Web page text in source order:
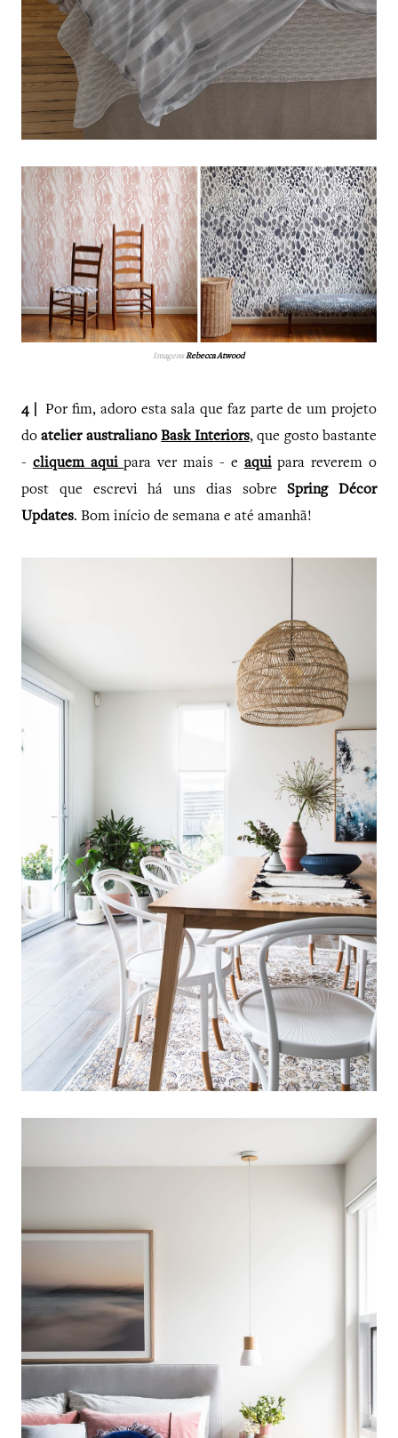
Imagens Rebecca Atwood
4 |
Por fim, adoro esta sala que faz parte de um projeto
doatelier australiano Bask Interiors, que gosto bastante
- cliquem aquipara ver mais - e aquipara reverem o
post que escrevi há uns dias sobreSpring Décor
Updates. Bom início de semana e até amanhã!